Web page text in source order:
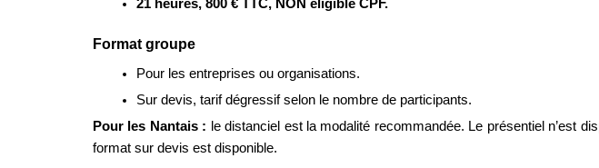
21 heures, 800 € TTC, NON éligible CPF.
Format groupe
Pour les entreprises ou organisations.
Sur devis, tarif dégressif selon le nombre de participants.
Pour les Nantais : le distanciel est la modalité recommandée. Le présentiel n’est
format sur devis est disponible.